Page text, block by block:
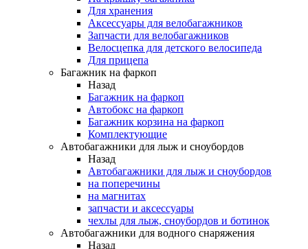
Для хранения
Аксессуары для велобагажников
Запчасти для велобагажников
Велосцепка для детского велосипеда
Для прицепа
Багажник на фаркоп
Назад
Багажник на фаркоп
Автобокс на фаркоп
Багажник корзина на фаркоп
Комплектующие
Автобагажники для лыж и сноубордов
Назад
Автобагажники для лыж и сноубордов
на поперечины
на магнитах
запчасти и аксессуары
чехлы для лыж, сноубордов и ботинок
Автобагажники для водного снаряжения
Назад